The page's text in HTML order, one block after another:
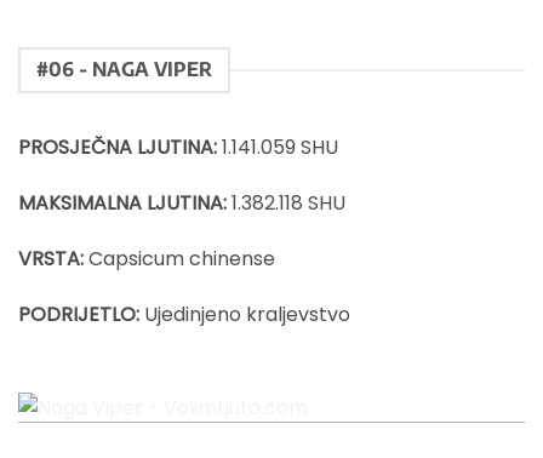
#06 - NAGA VIPER
PROSJEČNA LJUTINA:1.141.059 SHU
MAKSIMALNA LJUTINA:1.382.118 SHU
VRSTA:Capsicum chinense
PODRIJETLO: Ujedinjeno kraljevstvo